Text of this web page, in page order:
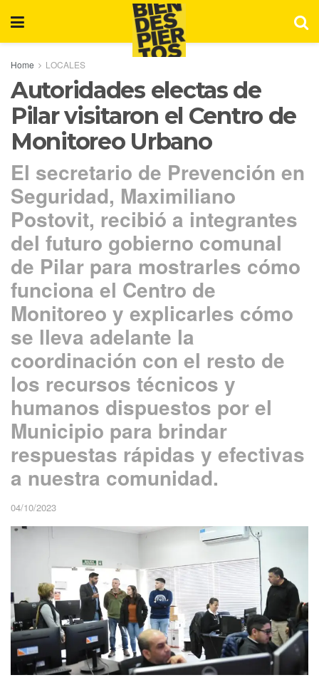
Home LOCALES
Autoridades electas de
Pilar visitaron el Centro de
Monitoreo Urbano
El secretario de Prevención en
Seguridad, Maximiliano
Postovit, recibió a integrantes
del futuro gobierno comunal
de Pilar para mostrarles cómo
funciona el Centro de
Monitoreo y explicarles cómo
se lleva adelante la
coordinación con el resto de
los recursos técnicos y
humanos dispuestos por el
Municipio para brindar
respuestas rápidas y efectivas
a nuestra comunidad.
04/10/2023